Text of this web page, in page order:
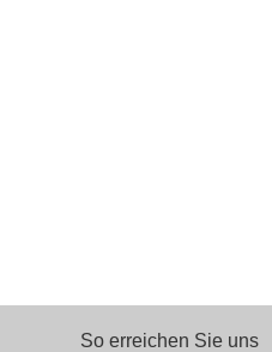
So erreichen Sie uns